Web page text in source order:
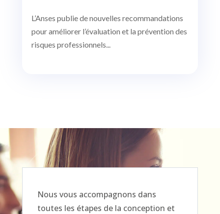
L’Anses publie de nouvelles recommandations
pour améliorer l’évaluation et la prévention des
risques professionnels...
Nous vous accompagnons dans
toutes les étapes de la conception et